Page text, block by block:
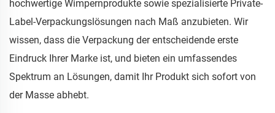
hochwertige Wimpernprodukte sowie spezialisierte Private-
Label-Verpackungslösungen nach Maß anzubieten. Wir
wissen, dass die Verpackung der entscheidende erste
Eindruck Ihrer Marke ist, und bieten ein umfassendes
Spektrum an Lösungen, damit Ihr Produkt sich sofort von
der Masse abhebt.